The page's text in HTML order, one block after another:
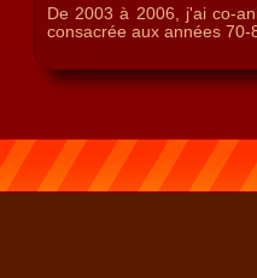
De 2003 à 2006, j'ai co-
consacrée aux années 70-